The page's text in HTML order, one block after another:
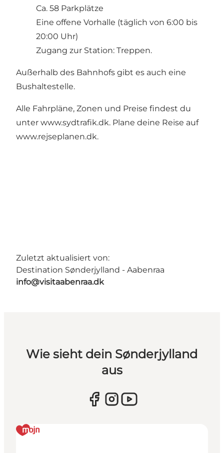
Ca. 58 Parkplätze
Eine offene Vorhalle (täglich von 6:00 bis
20:00 Uhr)
Zugang zur Station: Treppen.
Außerhalb des Bahnhofs gibt es auch eine
Bushaltestelle.
Alle Fahrpläne, Zonen und Preise findest du
unter www.sydtrafik.dk. Plane deine Reise auf
www.rejseplanen.dk.
Zuletzt aktualisiert von:
Destination Sønderjylland - Aabenraa
info@visitaabenraa.dk
Wie sieht dein Sønderjylland
aus